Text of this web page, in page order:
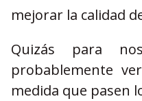
mejorar la calidad
Quizás para
probablemente
medida que pasen